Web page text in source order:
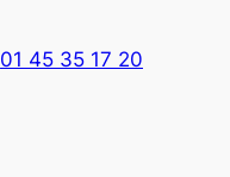
01 45 35 17 20